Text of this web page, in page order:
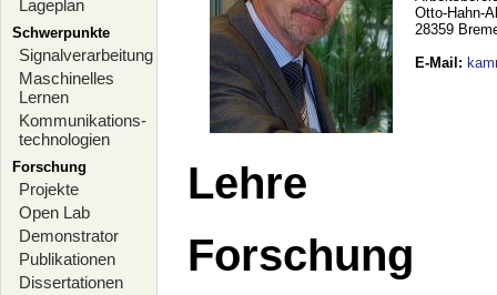
Lageplan
Schwerpunkte
Signalverarbeitung
Maschinelles
Lernen
Kommunikations-
technologien
Forschung
Projekte
Open Lab
Demonstrator
Publikationen
Dissertationen
Otto-Hahn-
28359
E-Mail :
Lehre
Forschung